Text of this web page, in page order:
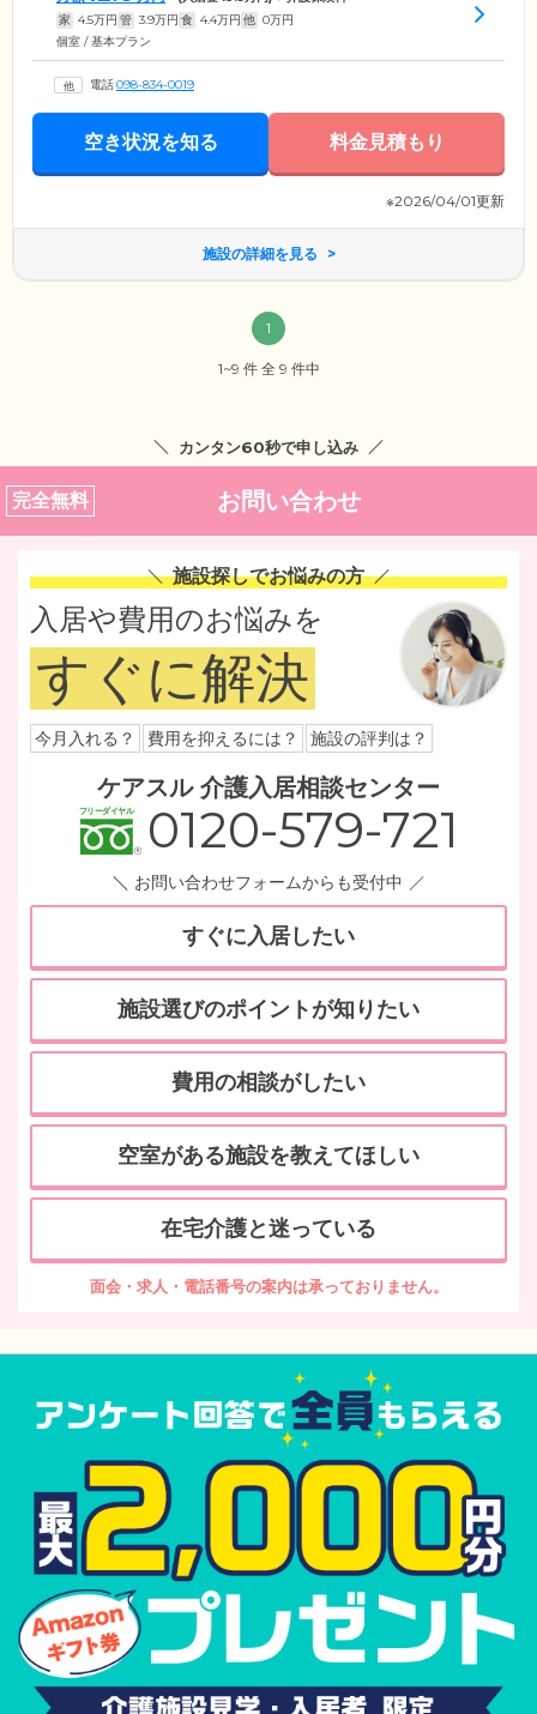
家 4.5万円 管 3.9万円 食 4.4万円 他 0万円
個室 / 基本プラン
電話098-834-0019
空き状況を知る 料金見積もり
※2026/04/01更新
施設の詳細を見る
1
1~9 件 全 9 件中
カンタン60秒で申し込み
完全無料 お問い合わせ
施設探しでお悩みの方
入居や費用のお悩みを
すぐに解決
今月入れる？ 費用を抑えるには？ 施設の評判は？
ケアスル 介護入居相談センター
0120-579-721
お問い合わせフォームからも受付中
すぐに入居したい
施設選びのポイントが知りたい
費用の相談がしたい
空室がある施設を教えてほしい
在宅介護と迷っている
面会・求人・電話番号の案内は承っておりません。